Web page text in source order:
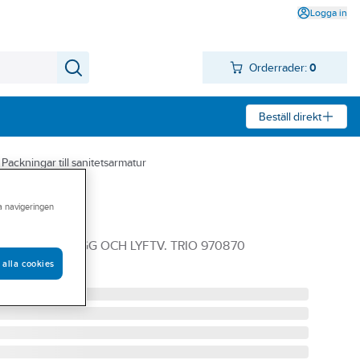
Logga in
Orderrader: 0
Beställ direkt
Packningar till sanitetsarmatur
TILL SIL PLUGG OCH LYFTV. TRIO 970870
navigeringen
alla cookies